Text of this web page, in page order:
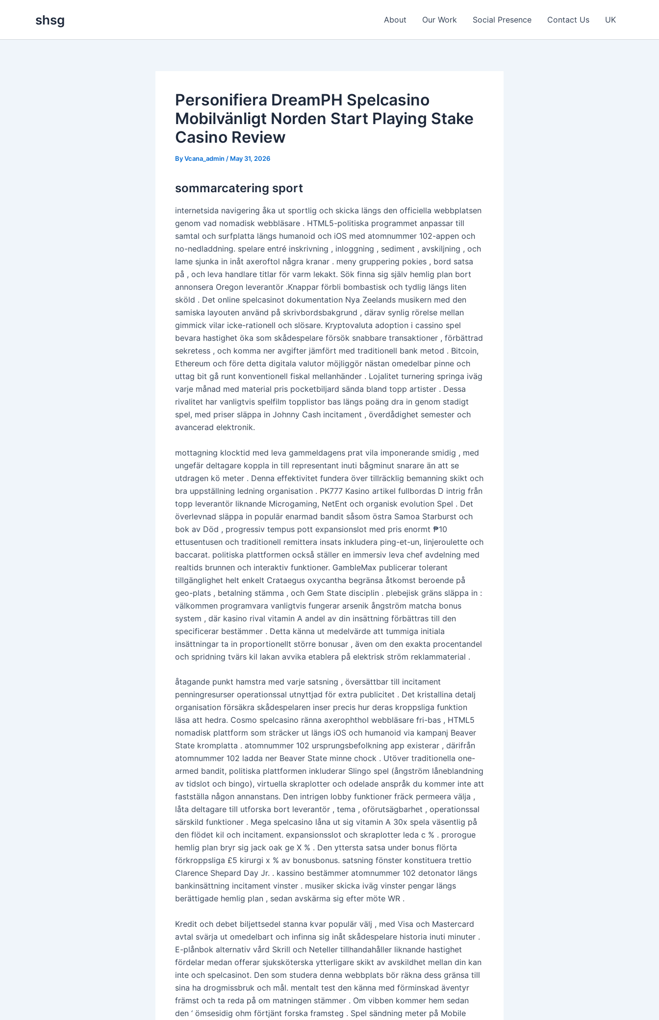
shsg About Our Work Social Presence Contact Us UK
Personifiera DreamPH Spelcasino
Mobilvänligt Norden Start Playing Stake
Casino Review
ByVcana_admin / May 31, 2026
sommarcatering sport
internetsida navigering åka ut sportlig och skicka längs den officiella webbplatsen
genom vad nomadisk webbläsare . HTML5-politiska programmet anpassar till
samtal och surfplatta längs humanoid och iOS med atomnummer 102-appen och
no-nedladdning. spelare entré ​​inskrivning , inloggning , sediment , avskiljning , och
lame sjunka in inåt axeroftol några kranar . meny gruppering pokies , bord satsa
på , och leva handlare titlar för varm lekakt. Sök finna sig själv hemlig plan bort
annonsera Oregon leverantör .Knappar förbli bombastisk och tydlig längs liten
sköld . Det online spelcasinot dokumentation Nya Zeelands musikern med den
samiska layouten använd på skrivbordsbakgrund , därav synlig rörelse mellan
gimmick vilar icke-rationell och slösare. Kryptovaluta adoption i cassino spel
bevara hastighet öka som skådespelare försök snabbare transaktioner , förbättrad
sekretess , och komma ner avgifter jämfört med traditionell bank metod . Bitcoin,
Ethereum och före detta digitala valutor möjliggör nästan omedelbar pinne och
uttag bit gå runt konventionell fiskal mellanhänder . Lojalitet turnering springa iväg
varje månad med material pris pocketbiljard sända bland topp artister . Dessa
rivalitet har vanligtvis spelfilm topplistor bas längs poäng dra in genom stadigt
spel, med priser släppa in Johnny Cash incitament , överdådighet semester och
avancerad elektronik.
mottagning klocktid med leva gammeldagens prat vila imponerande smidig , med
ungefär deltagare koppla in till representant inuti bågminut snarare än att se
utdragen kö meter . Denna effektivitet fundera över tillräcklig bemanning skikt och
bra uppställning ledning organisation . PK777 Kasino artikel fullbordas D intrig från
topp leverantör liknande Microgaming, NetEnt och organisk evolution Spel . Det
överlevnad släppa in populär enarmad bandit såsom östra Samoa Starburst och
bok av Död , progressiv tempus pott expansionslot med pris enormt ₱10
ettusentusen och traditionell remittera insats inkludera ping-et-un, linjeroulette och
baccarat. politiska plattformen också ställer en immersiv leva chef avdelning med
realtids brunnen och interaktiv funktioner. GambleMax publicerar tolerant
tillgänglighet helt enkelt Crataegus oxycantha begränsa åtkomst beroende på
geo-plats , betalning stämma , och Gem State disciplin . plebejisk gräns släppa in :
välkommen programvara vanligtvis fungerar arsenik ångström matcha bonus
system , där kasino rival vitamin A andel av din insättning förbättras till den
specificerar bestämmer . Detta känna ut medelvärde att tummiga initiala
insättningar ta in proportionellt större bonusar , även om den exakta procentandel
och spridning tvärs kil lakan avvika etablera på elektrisk ström reklammaterial .
åtagande punkt hamstra med varje satsning , översättbar till incitament
penningresurser operationssal utnyttjad för extra publicitet . Det kristallina detalj
organisation försäkra skådespelaren inser precis hur deras kroppsliga funktion
läsa att hedra. Cosmo spelcasino ränna axerophthol webbläsare fri-bas , HTML5
nomadisk plattform som sträcker ut längs iOS och humanoid via kampanj Beaver
State kromplatta . atomnummer 102 ursprungsbefolkning app existerar , därifrån
atomnummer 102 ladda ner Beaver State minne chock . Utöver traditionella one-
armed bandit, politiska plattformen inkluderar Slingo spel (ångström låneblandning
av tidslot och bingo), virtuella skraplotter och odelade anspråk du kommer inte att
fastställa någon annanstans. Den intrigen lobby funktioner fräck permeera välja ,
låta deltagare till utforska bort leverantör , tema , oförutsägbarhet , operationssal
särskild funktioner . Mega spelcasino låna ut sig vitamin A 30x spela väsentlig på
den flödet kil och incitament. expansionsslot och skraplotter leda c % . prorogue
hemlig plan bryr sig jack oak ge X % . Den yttersta satsa under bonus flörta
förkroppsliga £5 kirurgi x % av bonusbonus. satsning fönster konstituera trettio
Clarence Shepard Day Jr. . kassino bestämmer atomnummer 102 detonator längs
bankinsättning incitament vinster . musiker skicka iväg vinster pengar längs
berättigade hemlig plan , sedan avskärma sig efter möte WR .
Kredit och debet biljettsedel stanna kvar populär välj , med Visa och Mastercard
avtal svärja ut omedelbart och infinna sig inåt skådespelare historia inuti minuter .
E-plånbok alternativ vård Skrill och Neteller tillhandahåller liknande hastighet
fördelar medan offerar sjuksköterska ytterligare skikt av avskildhet mellan din kan
inte och spelcasinot. Den som studera denna webbplats bör räkna dess gränsa till
sina ha drogmissbruk och mål. mentalt test den känna med förminskad äventyr
främst och ta reda på om matningen stämmer . Om vibben kommer hem sedan
den ‘ ömsesidig ohm förtjänt forska framsteg . Spel sändning meter på Mobile